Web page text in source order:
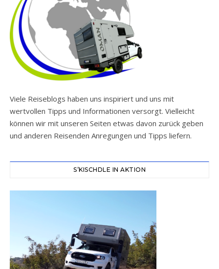
Viele Reiseblogs haben uns inspiriert und uns mit
wertvollen Tipps und Informationen versorgt. Vielleicht
können wir mit unseren Seiten etwas davon zurück geben
und anderen Reisenden Anregungen und Tipps liefern.
S’KISCHDLE IN AKTION